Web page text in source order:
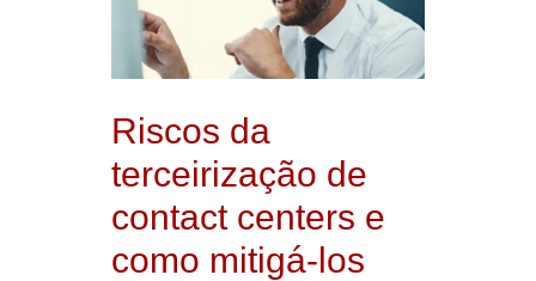
Riscos da
terceirização de
contact centers e
como mitigá-los
contact
e
como
mitigá-
los